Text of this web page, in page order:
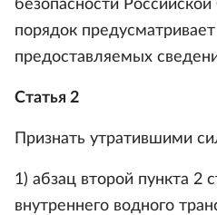
безопасности
порядок
предоставляемых
Статья 2
Признать утратившими
1) абзац второй пункта 2
внутреннего водного